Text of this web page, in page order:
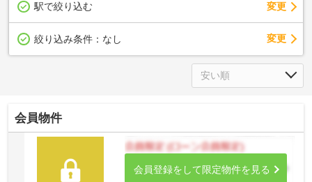
駅で絞り込む 変更
絞り込み条件： なし 変更
会員物件
会員登録をして限定物件を見る